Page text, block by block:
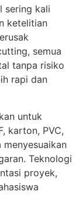
sering kali
ketelitian
semua
tanpa risiko
rapi dan
untuk
karton, PVC,
Teknologi
proyek,